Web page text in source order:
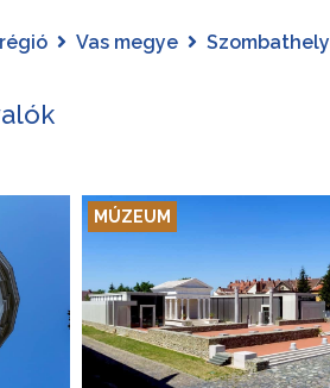
Vas megye Szombathely
MÚZEUM